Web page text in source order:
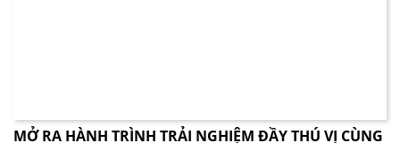
MỞ RA HÀNH TRÌNH TRẢI NGHIỆM ĐẦY THÚ VỊ CÙNG